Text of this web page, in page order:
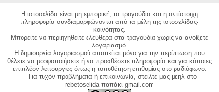
Η ιστοσελίδα είναι μη εμπορική, τα τραγούδια και η αντίστοιχη
πληροφορία συνδιαμορφώνονται από τα μέλη της ιστοσελίδας-
κοινότητας.
Μπορείτε να περιηγηθείτε ελεύθερα στα τραγούδια χωρίς να ανοίξετε
λογαριασμό.
Η δημιουργία λογαριασμού απαιτείται μόνο για την περίπτωση που
θέλετε να μορφοποιήσετε ή να προσθέσετε πληροφορία και για κάποιες
επιπλέον λειτουργίες όπως η τοποθέτηση επιθυμίας στο ραδιόφωνο.
Για τυχόν προβλήματα ή επικοινωνία, στείλτε μας μεηλ στο
rebetoselida παπάκι gmail.com